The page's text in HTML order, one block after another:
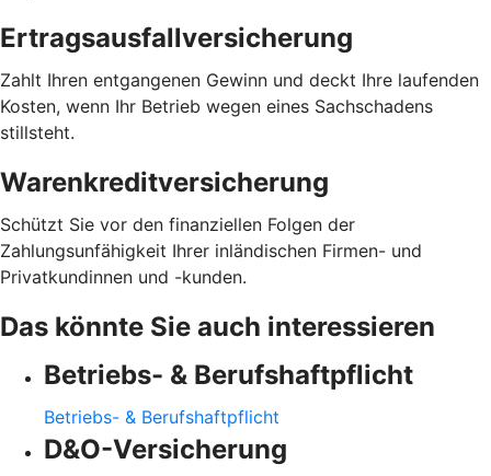
Ertragsausfallversicherung
Zahlt Ihren entgangenen Gewinn und deckt Ihre laufenden
Kosten, wenn Ihr Betrieb wegen eines Sachschadens
stillsteht.
Warenkreditversicherung
Schützt Sie vor den finanziellen Folgen der
Zahlungsunfähigkeit Ihrer inländischen Firmen- und
Privatkundinnen und -kunden.
Das könnte Sie auch interessieren
Betriebs- & Berufshaftpflicht
Betriebs- & Berufshaftpflicht
D&O-Versicherung